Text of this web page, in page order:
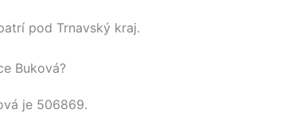
pod Trnavský kraj.
Buková?
je 506869.